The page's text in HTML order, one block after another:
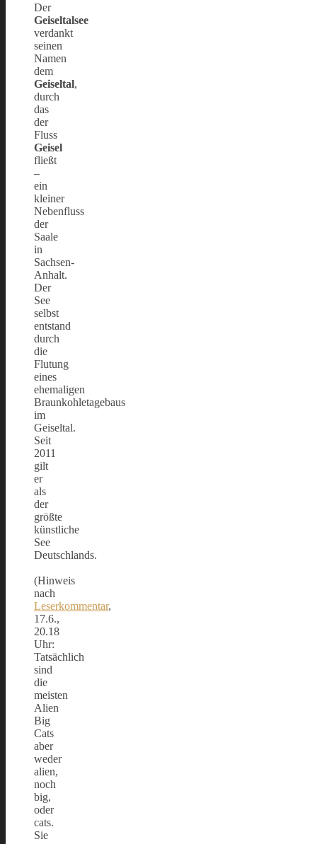
Der
Geiseltalsee
verdankt
seinen
Namen
dem
Geiseltal,
durch
das
der
Fluss
Geisel
fließt
–
ein
kleiner
Nebenfluss
der
Saale
in
Sachsen-
Anhalt.
Der
See
selbst
entstand
durch
die
Flutung
eines
ehemaligen
Braunkohletagebaus
im
Geiseltal.
Seit
2011
gilt
er
als
der
größte
künstliche
See
Deutschlands.
(Hinweis
nach
Leserkommentar,
17.6.,
20.18
Uhr:
Tatsächlich
sind
die
meisten
Alien
Big
Cats
aber
weder
alien,
noch
big,
oder
cats.
Sie